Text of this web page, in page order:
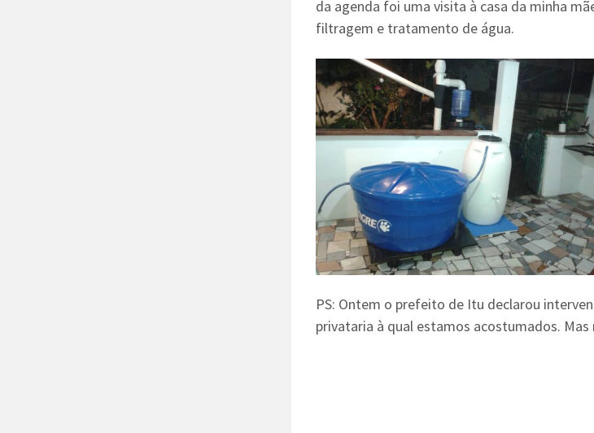
da agenda foi uma visita à casa da minha
filtragem e tratamento de água.
PS: Ontem o prefeito de Itu declarou
privataria à qual estamos acostumados.